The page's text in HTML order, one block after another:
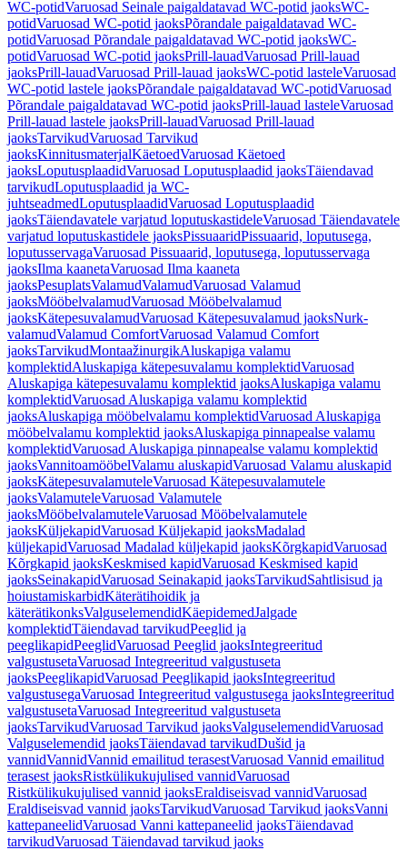
WC-potidVaruosad Seinale paigaldatavad WC-potid jaoksWC-
potidVaruosad WC-potid jaoksPõrandale paigaldatavad WC-
potidVaruosad Põrandale paigaldatavad WC-potid jaoksWC-
potidVaruosad WC-potid jaoksPrill-lauadVaruosad Prill-lauad
jaoksPrill-lauadVaruosad Prill-lauad jaoksWC-potid lasteleVaruosad
WC-potid lastele jaoksPõrandale paigaldatavad WC-potidVaruosad
Põrandale paigaldatavad WC-potid jaoksPrill-lauad lasteleVaruosad
Prill-lauad lastele jaoksPrill-lauadVaruosad Prill-lauad
jaoksTarvikudVaruosad Tarvikud
jaoksKinnitusmaterjalKäetoedVaruosad Käetoed
jaoksLoputusplaadidVaruosad Loputusplaadid jaoksTäiendavad
tarvikudLoputusplaadid ja WC-
juhtseadmedLoputusplaadidVaruosad Loputusplaadid
jaoksTäiendavatele varjatud loputuskastideleVaruosad Täiendavatele
varjatud loputuskastidele jaoksPissuaaridPissuaarid, loputusega,
loputusservagaVaruosad Pissuaarid, loputusega, loputusservaga
jaoksIlma kaanetaVaruosad Ilma kaaneta
jaoksPesuplatsValamudValamudVaruosad Valamud
jaoksMööbelvalamudVaruosad Mööbelvalamud
jaoksKätepesuvalamudVaruosad Kätepesuvalamud jaoksNurk-
valamudValamud ComfortVaruosad Valamud Comfort
jaoksTarvikudMontaažinurgikAluskapiga valamu
komplektidAluskapiga kätepesuvalamu komplektidVaruosad
Aluskapiga kätepesuvalamu komplektid jaoksAluskapiga valamu
komplektidVaruosad Aluskapiga valamu komplektid
jaoksAluskapiga mööbelvalamu komplektidVaruosad Aluskapiga
mööbelvalamu komplektid jaoksAluskapiga pinnapealse valamu
komplektidVaruosad Aluskapiga pinnapealse valamu komplektid
jaoksVannitoamööbelValamu aluskapidVaruosad Valamu aluskapid
jaoksKätepesuvalamuteleVaruosad Kätepesuvalamutele
jaoksValamuteleVaruosad Valamutele
jaoksMööbelvalamuteleVaruosad Mööbelvalamutele
jaoksKüljekapidVaruosad Küljekapid jaoksMadalad
küljekapidVaruosad Madalad küljekapid jaoksKõrgkapidVaruosad
Kõrgkapid jaoksKeskmised kapidVaruosad Keskmised kapid
jaoksSeinakapidVaruosad Seinakapid jaoksTarvikudSahtlisisud ja
hoiustamiskarbidKäterätihoidik ja
käterätikonksValguselemendidKäepidemedJalgade
komplektidTäiendavad tarvikudPeeglid ja
peeglikapidPeeglidVaruosad Peeglid jaoksIntegreeritud
valgustusetaVaruosad Integreeritud valgustuseta
jaoksPeeglikapidVaruosad Peeglikapid jaoksIntegreeritud
valgustusegaVaruosad Integreeritud valgustusega jaoksIntegreeritud
valgustusetaVaruosad Integreeritud valgustuseta
jaoksTarvikudVaruosad Tarvikud jaoksValguselemendidVaruosad
Valguselemendid jaoksTäiendavad tarvikudDušid ja
vannidVannidVannid emailitud terasestVaruosad Vannid emailitud
terasest jaoksRistkülikukujulised vannidVaruosad
Ristkülikukujulised vannid jaoksEraldiseisvad vannidVaruosad
Eraldiseisvad vannid jaoksTarvikudVaruosad Tarvikud jaoksVanni
kattepaneelidVaruosad Vanni kattepaneelid jaoksTäiendavad
tarvikudVaruosad Täiendavad tarvikud jaoks